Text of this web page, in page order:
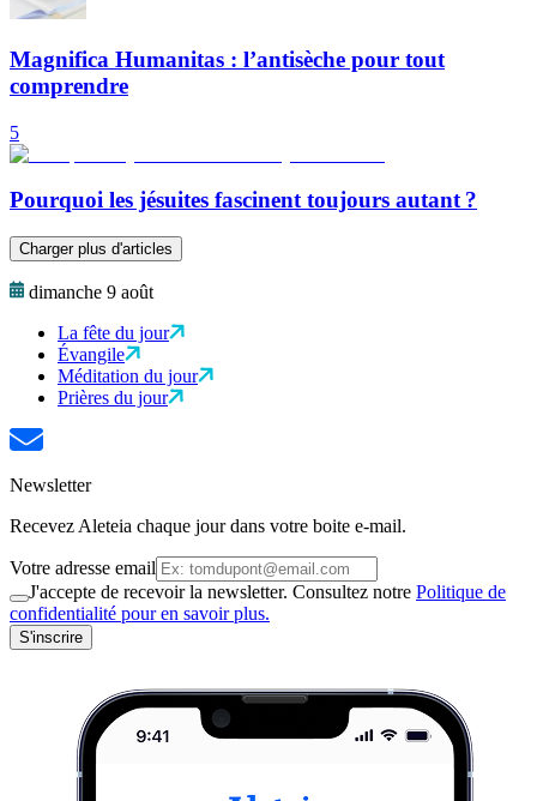
Magnifica Humanitas : l’antisèche pour tout
comprendre
5
Pourquoi les jésuites fascinent toujours autant ?
Charger plus d'articles
dimanche 9 août
La fête du jour
Évangile
Méditation du jour
Prières du jour
Newsletter
Recevez Aleteia chaque jour dans votre boite e-mail.
Votre adresse email
J'accepte de recevoir la newsletter. Consultez notre Politique de
confidentialité pour en savoir plus.
S'inscrire